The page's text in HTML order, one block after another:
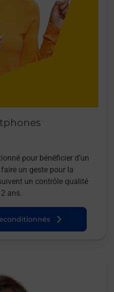
pour bénéficier d’un
un geste pour la
un contrôle qualité
ans.